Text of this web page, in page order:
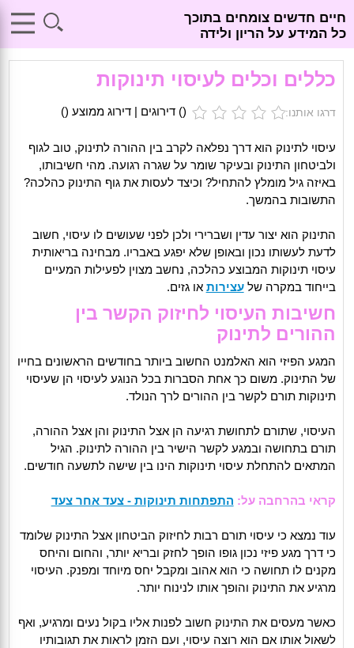
חיים חדשים צומחים בתוכך
כל המידע על הריון ולידה
כללים וכלים לעיסוי תינוקות
דרגו אותנו: () דירוגים | דירוג ממוצע ()
עיסוי לתינוק הוא דרך נפלאה לקרב בין ההורה לתינוק, טוב לגוף
ולביטחון התינוק ובעיקר שומר על שגרה רגועה. מהי חשיבותו,
באיזה גיל מומלץ להתחיל? וכיצד לעסות את גוף התינוק כהלכה?
התשובות בהמשך.
התינוק הוא יצור עדין ושברירי ולכן לפני שעושים לו עיסוי, חשוב
לדעת לעשותו נכון ובאופן שלא יפגע באבריו. מבחינה בריאותית
עיסוי תינוקות המבוצע כהלכה, נחשב מצוין לפעילות המעיים
בייחוד במקרה שלעצירות או גזים.
חשיבות העיסוי לחיזוק הקשר בין
ההורים לתינוק
המגע הפיזי הוא האלמנט החשוב ביותר בחודשים הראשונים בחייו
של התינוק. משום כך אחת הסברות בכל הנוגע לעיסוי הן שעיסוי
תינוקות תורם לקשר בין ההורים לרך הנולד.
העיסוי, שתורם לתחושת רגיעה הן אצל התינוק והן אצל ההורה,
תורם בתחושה ובמגע לקשר הישיר בין ההורה לתינוק. הגיל
המתאים להתחלת עיסוי תינוקות הינו בין שישה לתשעה חודשים.
קראי בהרחבה על: התפתחות תינוקות - צעד אחר צעד
עוד נמצא כי עיסוי תורם רבות לחיזוק הביטחון אצל התינוק שלומד
כי דרך מגע פיזי נכון גופו הופך לחזק ובריא יותר, והחום והיחס
מקנים לו תחושה כי הוא אהוב ומקבל יחס מיוחד ומפנק. העיסוי
מרגיע את התינוק והופך אותו לנינוח יותר.
כאשר מעסים את התינוק חשוב לפנות אליו בקול נעים ומרגיע, ואף
לשאול אותו אם הוא רוצה עיסוי, ועם הזמן לראות את תגובותיו